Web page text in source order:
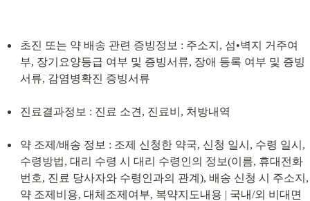
초진 또는 약 배송 관련 증빙정보 : 주소지, 섬•벽지 거주여
부, 장기요양등급 여부 및 증빙서류, 장애 등록 여부 및 증빙
서류, 감염병확진 증빙서류
진료결과정보 : 진료 소견, 진료비, 처방내역
약 조제/배송 정보 : 조제 신청한 약국, 신청 일시, 수령 일시,
수령방법, 대리 수령 시 대리 수령인의 정보(이름, 휴대전화
번호, 진료 당사자와 수령인과의 관계), 배송 신청 시 주소지,
약 조제비용, 대체조제여부, 복약지도내용 | 국내/외 비대면